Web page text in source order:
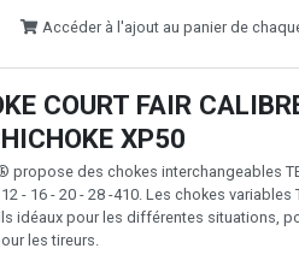
Accéder à l'ajout au panier de
COURT FAIR
XP50
propose des chokes interchangeables
- 16 - 20 - 28 -410. Les chokes variables
idéaux pour les différentes situations,
les tireurs.